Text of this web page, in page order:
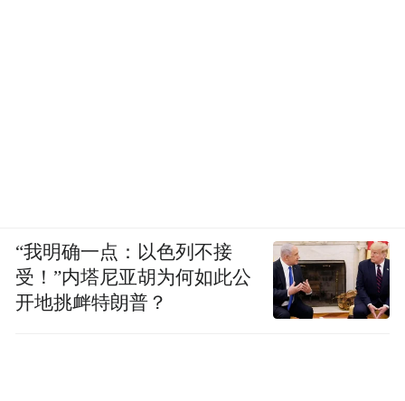
“我明确一点：以色列不接
受！”内塔尼亚胡为何如此公
开地挑衅特朗普？